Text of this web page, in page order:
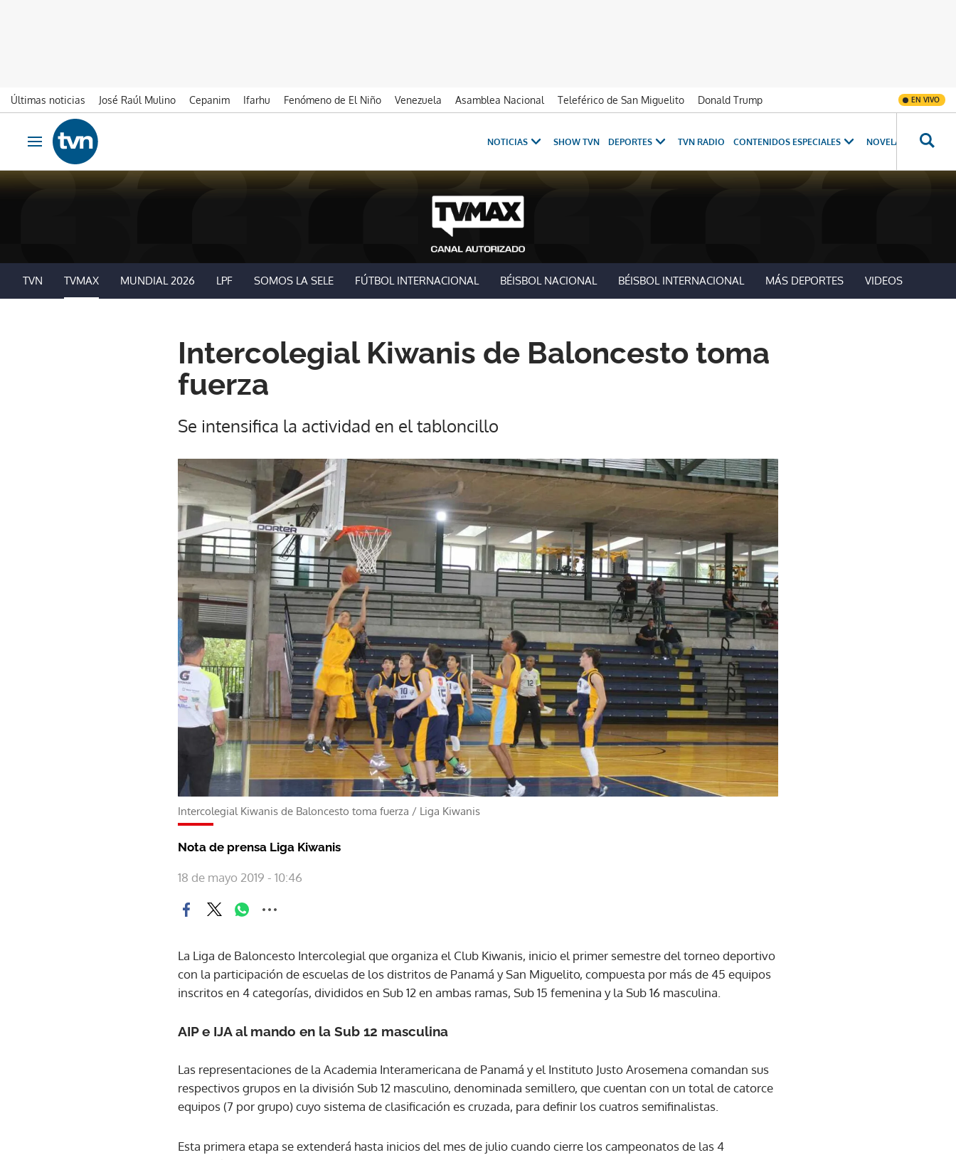
Últimas noticias José Raúl Mulino Cepanim Ifarhu Fenómeno de El Niño Venezuela Asamblea Nacional Teleférico de San Miguelito Donald Trump EN VIVO
Ir al contenido
Obrir navegació
NOTICIAS SHOW TVN DEPORTES TVN RADIO CONTENIDOS ESPECIALES NOVELAS
TVN TVMAX MUNDIAL 2026 LPF SOMOS LA SELE FÚTBOL INTERNACIONAL BÉISBOL NACIONAL BÉISBOL INTERNACIONAL MÁS DEPORTES VIDEOS
Intercolegial Kiwanis de Baloncesto toma
fuerza
Se intensifica la actividad en el tabloncillo
Intercolegial Kiwanis de Baloncesto toma fuerza / Liga Kiwanis
Nota de prensa Liga Kiwanis
18 de mayo 2019 - 10:46
La Liga de Baloncesto Intercolegial que organiza el Club Kiwanis, inicio el primer semestre del torneo deportivo
con la participación de escuelas de los distritos de Panamá y San Miguelito, compuesta por más de 45 equipos
inscritos en 4 categorías, divididos en Sub 12 en ambas ramas, Sub 15 femenina y la Sub 16 masculina.
AIP e IJA al mando en la Sub 12 masculina
Las representaciones de la Academia Interamericana de Panamá y el Instituto Justo Arosemena comandan sus
respectivos grupos en la división Sub 12 masculino, denominada semillero, que cuentan con un total de catorce
equipos (7 por grupo) cuyo sistema de clasificación es cruzada, para definir los cuatros semifinalistas.
Esta primera etapa se extenderá hasta inicios del mes de julio cuando cierre los campeonatos de las 4